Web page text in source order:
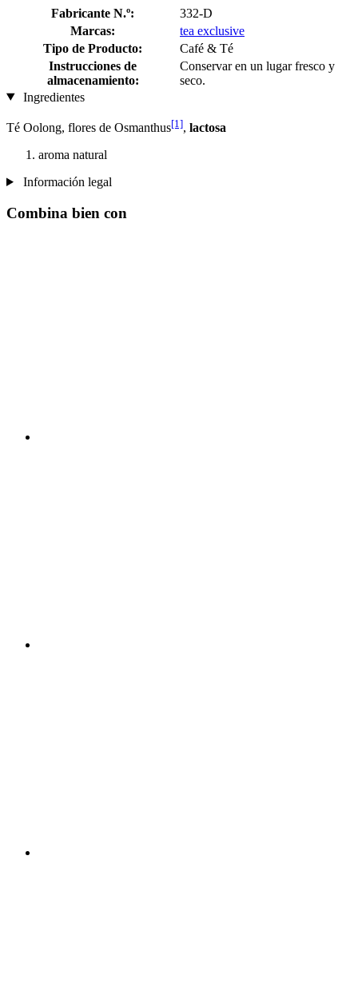
Fabricante N.º:
332-D
Marcas:
tea exclusive
Tipo de Producto:
Café & Té
Instrucciones de
almacenamiento:
Conservar en un lugar fresco y
seco.
Ingredientes
Té Oolong, flores de Osmanthus[1], lactosa
aroma natural
Información legal
Combina bien con